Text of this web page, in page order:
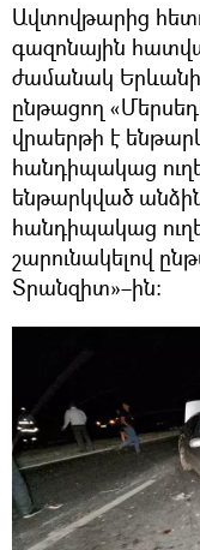
Ավտովթարից
գազոնային
ժամանակ
ընթացող
վրաերթի է
հանդիպակաց
ենթարկված
հանդիպակաց
շարունակելով
Տրանզիտ»–ին: